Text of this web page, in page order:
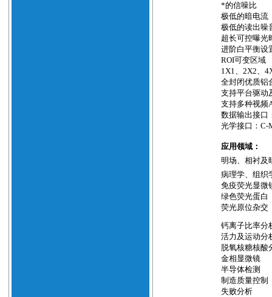
*的信噪比
极低的暗电流
极低的读出噪
超长可控曝光
进阶白平衡设
ROI可变区域
1X1、2X2、
全封闭优质铝
支持平台驱动
支持多种视频
数据输出接口
光学接口：C-
应用领域：
明场、相衬及
病理学、组织
免疫荧光显微
绿色荧光蛋白
荧光原位杂交
钙离子比率分
活力及运动分
脱氧核糖核酸
金相显微镜
半导体检测
制造质量控制
失败分析